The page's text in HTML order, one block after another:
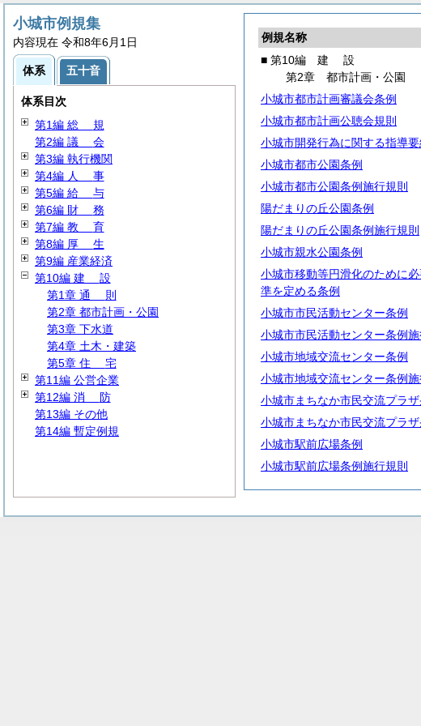
例規名称
■ 第10編 建 設
第2章 都市計画・公園
小城市都市計画審議会条例
小城市都市計画公聴会規則
小城市開発行為に関する指導要
小城市都市公園条例
小城市都市公園条例施行規則
陽だまりの丘公園条例
陽だまりの丘公園条例施行規則
小城市親水公園条例
小城市移動等円滑化のために
準を定める条例
小城市市民活動センター条例
小城市市民活動センター条例施
小城市地域交流センター条例
小城市地域交流センター条例施
小城市まちなか市民交流プラザ
小城市まちなか市民交流プラザ
小城市駅前広場条例
小城市駅前広場条例施行規則
小城市例規集
内容現在 令和8年6月1日
体系 五十音
体系目次
第1編 総 規
第2編 議 会
第3編 執行機関
第4編 人 事
第5編 給 与
第6編 財 務
第7編 教 育
第8編 厚 生
第9編 産業経済
第10編 建 設
第1章 通 則
第2章 都市計画・公園
第3章 下水道
第4章 土木・建築
第5章 住 宅
第11編 公営企業
第12編 消 防
第13編 その他
第14編 暫定例規